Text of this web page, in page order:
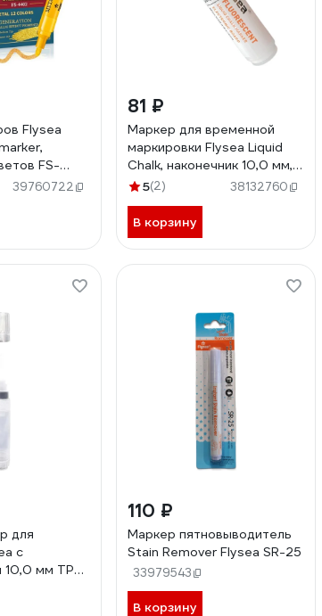
Flysea
FS-
39760722
81 ₽
Маркер для временной
маркировки Flysea Liquid
Chalk, наконечник 10,0 мм,
цвет белый H-895-white
5(2) 38132760
В корзину
для
с
10,0 мм TPP-
110 ₽
Маркер пятновыводитель
Stain Remover Flysea SR-25
33979543
В корзину